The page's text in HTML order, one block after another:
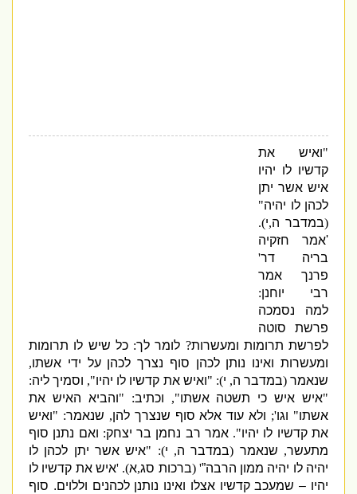
ואיש את
קדשיו לו יהיו
איש אשר יתן
לכהן לו יהיה"
במדבר ה י).
אמר חזקיה
בריה דר'
פרנך
אמר
רבי יוחנן:
למה נסמכה
פרשת סוטה
לפרשת תרומות ומעשרות?לומר לך:כל שיש לו תרומות
ומעשרות ואינו נותן לכהן סוף נצרך לכהן על ידי אשתו,
שנאמר(במדבר ה,י)
: "ואיש את קדשיו לו יהיו",וסמיך ליה:
איש איש כי תשטה אשתו",וכתיב: "
והביא האיש את
אשתו"וגו ';ולא עוד אלא סוף שנצרך להן,שנאמר: "ואיש
את קדשיו לו יהיו".אמררב נחמן בר יצחק:ואם נתנן סוף
מתעשר,שנאמר(במדבר ה ,י)
: " איש אשר יתן לכהן לו
יהיה לו יהיה ממון הרבה”' (ברכות סג,א). 'איש את קדשיו לו
יהיו – שמעכב קדשיו אצלו ואינו נותנן לכהנים וללוים.סוף